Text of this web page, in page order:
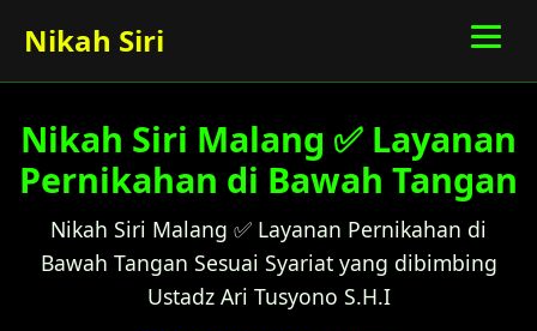
Nikah Siri
Nikah Siri Malang ✅ Layanan
Pernikahan di Bawah Tangan
Nikah Siri Malang ✅ Layanan Pernikahan di
Bawah Tangan Sesuai Syariat yang dibimbing
Ustadz Ari Tusyono S.H.I